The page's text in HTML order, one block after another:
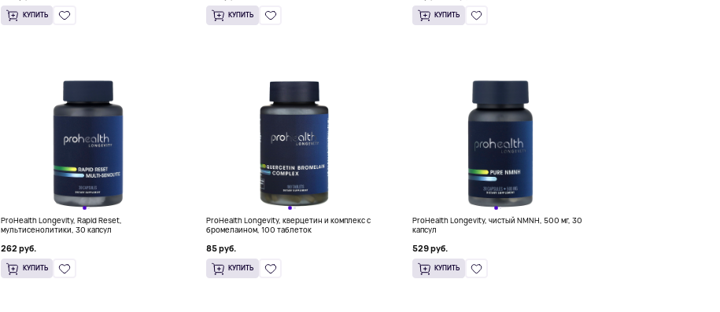
КУПИТЬ КУПИТЬ КУПИТЬ
ProHealth Longevity, Rapid Reset,
мультисенолитики, 30 капсул
262 руб.
КУПИТЬ
ProHealth Longevity, кверцетин и комплекс с
бромелаином, 100 таблеток
85 руб.
КУПИТЬ
ProHealth Longevity, чистый NMNH, 500 мг, 30
капсул
529 руб.
КУПИТЬ